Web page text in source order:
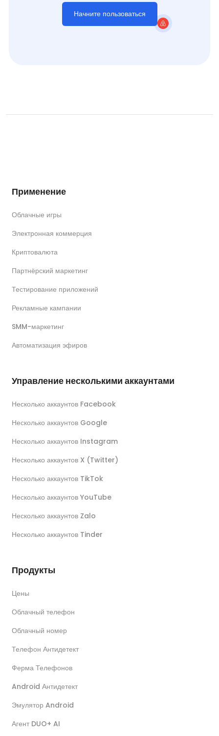
Начните пользоваться
Применение
Облачные игры
Электронная коммерция
Криптовалюта
Партнёрский маркетинг
Тестирование приложений
Рекламные кампании
SMM-маркетинг
Автоматизация эфиров
Управление несколькими аккаунтами
Несколько аккаунтов Facebook
Несколько аккаунтов Google
Несколько аккаунтов Instagram
Несколько аккаунтов X (Twitter)
Несколько аккаунтов TikTok
Несколько аккаунтов YouTube
Несколько аккаунтов Zalo
Несколько аккаунтов Tinder
Продукты
Цены
Облачный телефон
Облачный номер
Телефон Антидетект
Ферма Телефонов
Android Антидетект
Эмулятор Android
Агент DUO+ AI